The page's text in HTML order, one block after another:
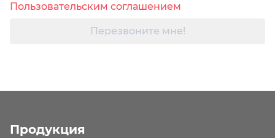
Пользовательским соглашением
Перезвоните мне!
Продукция